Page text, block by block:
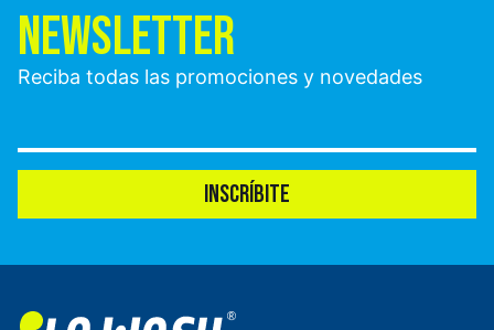
NEWSLETTER
Reciba todas las promociones y novedades
INSCRÍBITE